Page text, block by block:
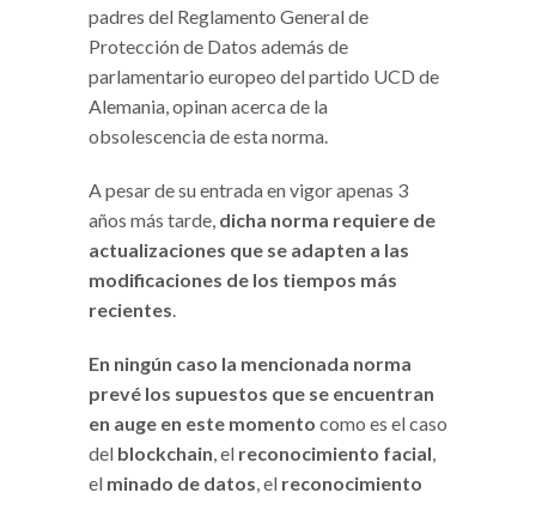
padres del Reglamento General de
Protección de Datos además de
parlamentario europeo del partido UCD de
Alemania, opinan acerca de la
obsolescencia de esta norma.
A pesar de su entrada en vigor apenas 3
años más tarde, dicha norma requiere de
actualizaciones que se adapten a las
modificaciones de los tiempos más
recientes.
En ningún caso la mencionada norma
prevé los supuestos que se encuentran
en auge en este momento como es el caso
del blockchain, el reconocimiento facial,
el minado de datos, el reconocimiento